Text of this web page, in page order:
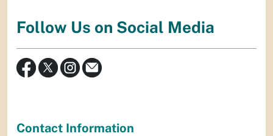
Follow Us on Social Media
Contact Information